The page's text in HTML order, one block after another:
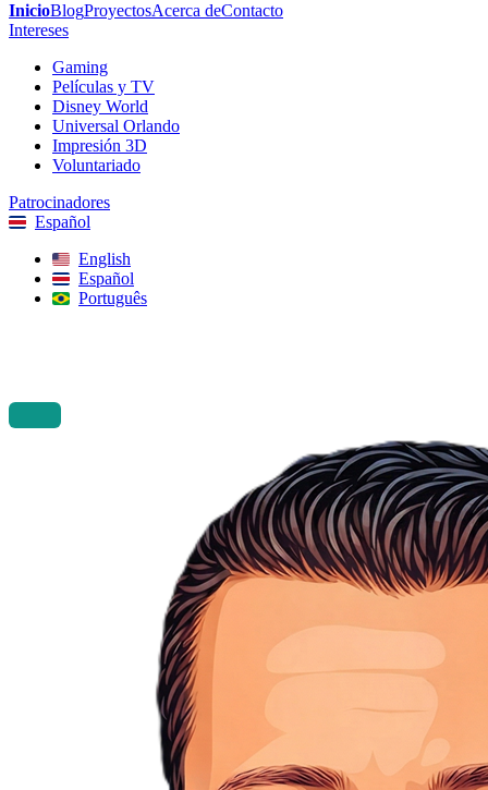
InicioBlogProyectosAcerca deContacto
Intereses
Gaming
Películas y TV
Disney World
Universal Orlando
Impresión 3D
Voluntariado
Patrocinadores
Español
English
Español
Português